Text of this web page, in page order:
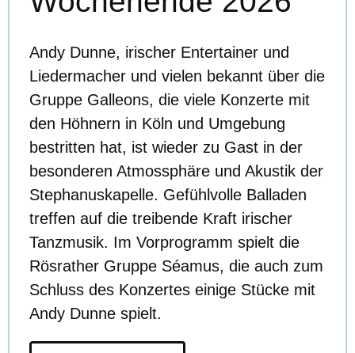
Andy Dunne, irischer Entertainer und
Liedermacher und vielen bekannt über die
Gruppe Galleons, die viele Konzerte mit
den Höhnern in Köln und Umgebung
bestritten hat, ist wieder zu Gast in der
besonderen Atmossphäre und Akustik der
Stephanuskapelle. Gefühlvolle Balladen
treffen auf die treibende Kraft irischer
Tanzmusik. Im Vorprogramm spielt die
Rösrather Gruppe Séamus, die auch zum
Schluss des Konzertes einige Stücke mit
Andy Dunne spielt.